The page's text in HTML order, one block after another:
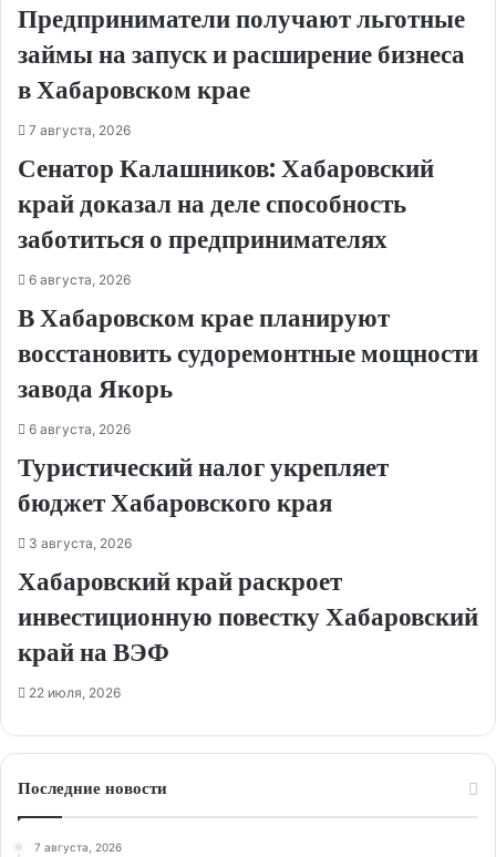
Предприниматели получают льготные
займы на запуск и расширение бизнеса
в Хабаровском крае
7 августа, 2026
Сенатор Калашников: Хабаровский
край доказал на деле способность
заботиться о предпринимателях
6 августа, 2026
В Хабаровском крае планируют
восстановить судоремонтные мощности
завода Якорь
6 августа, 2026
Туристический налог укрепляет
бюджет Хабаровского края
3 августа, 2026
Хабаровский край раскроет
инвестиционную повестку Хабаровский
край на ВЭФ
22 июля, 2026
Последние новости
7 августа, 2026